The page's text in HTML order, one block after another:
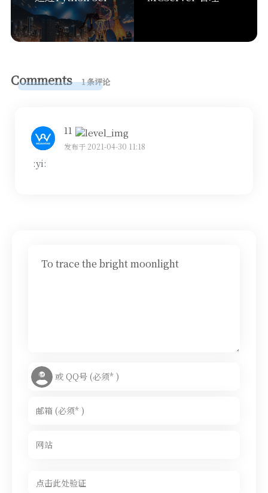
Comments 1 条评论
11
发布于 2021-04-30 11:18
:yi:
To trace the bright moonlight